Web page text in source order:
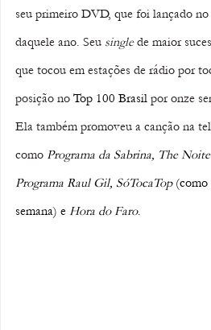
seu primeiro DVD, que foi lançado
daquele ano. Seu single de maior
que tocou em estações de rádio por
posição no Top 100 Brasil por onze
Ela também promoveu a canção na
como Programa da Sabrina, The
Programa Raul Gil, SóTocaTop (como
semana) e Hora do Faro.